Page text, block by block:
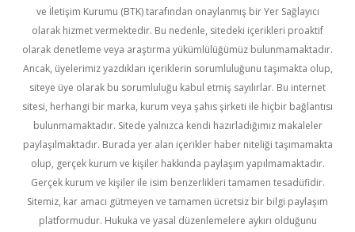
ve İletişim Kurumu (BTK) tarafından onaylanmış bir Yer Sağlayıcı
olarak hizmet vermektedir. Bu nedenle, sitedeki içerikleri proaktif
olarak denetleme veya araştırma yükümlülüğümüz bulunmamaktadır.
Ancak, üyelerimiz yazdıkları içeriklerin sorumluluğunu taşımakta olup,
siteye üye olarak bu sorumluluğu kabul etmiş sayılırlar. Bu internet
sitesi, herhangi bir marka, kurum veya şahıs şirketi ile hiçbir bağlantısı
bulunmamaktadır. Sitede yalnızca kendi hazırladığımız makaleler
paylaşılmaktadır. Burada yer alan içerikler haber niteliği taşımamakta
olup, gerçek kurum ve kişiler hakkında paylaşım yapılmamaktadır.
Gerçek kurum ve kişiler ile isim benzerlikleri tamamen tesadüfidir.
Sitemiz, kar amacı gütmeyen ve tamamen ücretsiz bir bilgi paylaşım
platformudur. Hukuka ve yasal düzenlemelere aykırı olduğunu